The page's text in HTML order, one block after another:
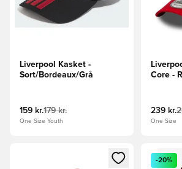
Liverpool Kasket -
Sort/Bordeaux/Grå
159 kr.179 kr.
One Size Youth
Core -
239 kr.
One Size
Åbner en Modal til at logge ind eller
Åbner
-20%